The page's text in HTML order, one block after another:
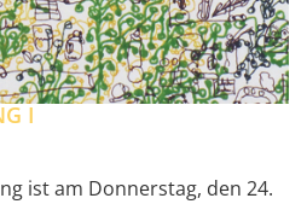
I
ist am Donnerstag, den 24.